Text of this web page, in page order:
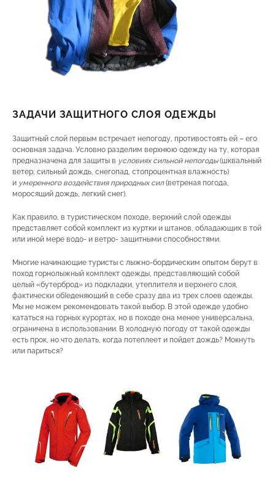
ЗАДАЧИ ЗАЩИТНОГО СЛОЯ ОДЕЖДЫ
Защитный слой первым встречает непогоду, противостоять ей – его
основная задача. Условно разделим верхнюю одежду на ту, которая
предназначена для защиты в условиях сильной непогоды(шквальный
ветер, сильный дождь, снегопад, стопроцентная влажность)
и умеренного воздействия природных сил(ветреная погода,
моросящий дождь, легкий снег).
Как правило, в туристическом походе, верхний слой одежды
представляет собой комплект из куртки и штанов, обладающих в той
или иной мере водо- и ветро- защитными способностями.
Многие начинающие туристы с лыжно-бордическим опытом берут в
поход горнолыжный комплект одежды, представляющий собой
целый «бутерброд» из подкладки, утеплителя и верхнего слоя,
фактически об]еденяющий в себе сразу два из трех слоев одежды.
Мы не можем рекомендовать такой выбор. В этой одежде удобно
кататься на горных курортах, но в походе она менее универсальна,
ограничена в использовании. В холодную погоду от такой одежды
есть прок, но что делать, когда потеплеет и пойдет дождь? Мокнуть
или париться?